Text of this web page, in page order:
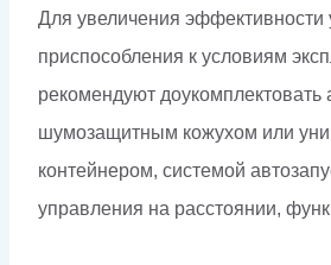
Для увеличения эффективности
приспособления к условиям
рекомендуют доукомплектовать
шумозащитным кожухом или
контейнером, системой
управления на расстоянии,